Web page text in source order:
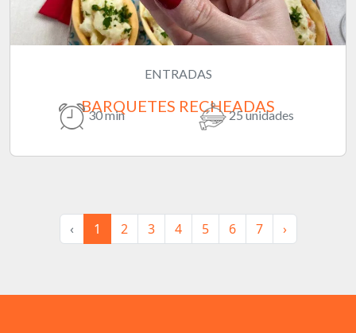
ENTRADAS
BARQUETES RECHEADAS
30 min 25 unidades
‹ 1 2 3 4 5 6 7 ›